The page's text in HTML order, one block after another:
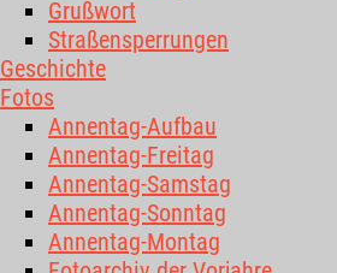
Grußwort
Straßensperrungen
Geschichte
Fotos
Annentag-Aufbau
Annentag-Freitag
Annentag-Samstag
Annentag-Sonntag
Annentag-Montag